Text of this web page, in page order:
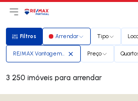
Abri menu principal
LogoIr para página inicial
Filtros
Filtros Arrendar Tipo
RE/MAX Vantagem Urban Preço
3 250 imóveis para arrendar